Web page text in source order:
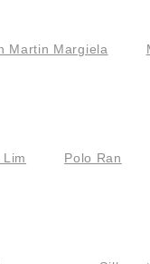
Martin Margiela
Polo Ran